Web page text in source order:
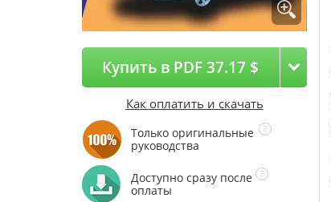
Купить в PDF 37.17 $
Как оплатить и скачать
Только оригинальные
руководства
Доступно сразу после
оплаты